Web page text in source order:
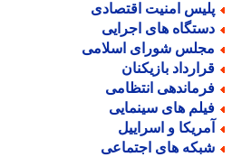
امنیت اقتصادی
های اجرایی
شورای اسلامی
بازیکنان
انتظامی
های سینمایی
و اسراییل
های اجتماعی